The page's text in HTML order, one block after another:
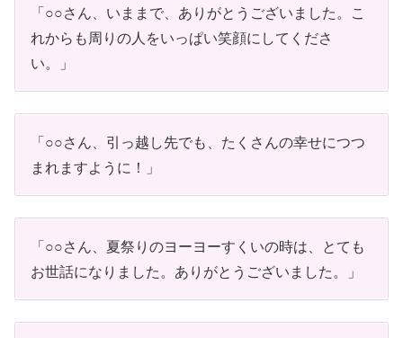
「○○さん、いままで、ありがとうございました。こ
れからも周りの人をいっぱい笑顔にしてくださ
い。」
「○○さん、引っ越し先でも、たくさんの幸せにつつ
まれますように！」
「○○さん、夏祭りのヨーヨーすくいの時は、とても
お世話になりました。ありがとうございました。」